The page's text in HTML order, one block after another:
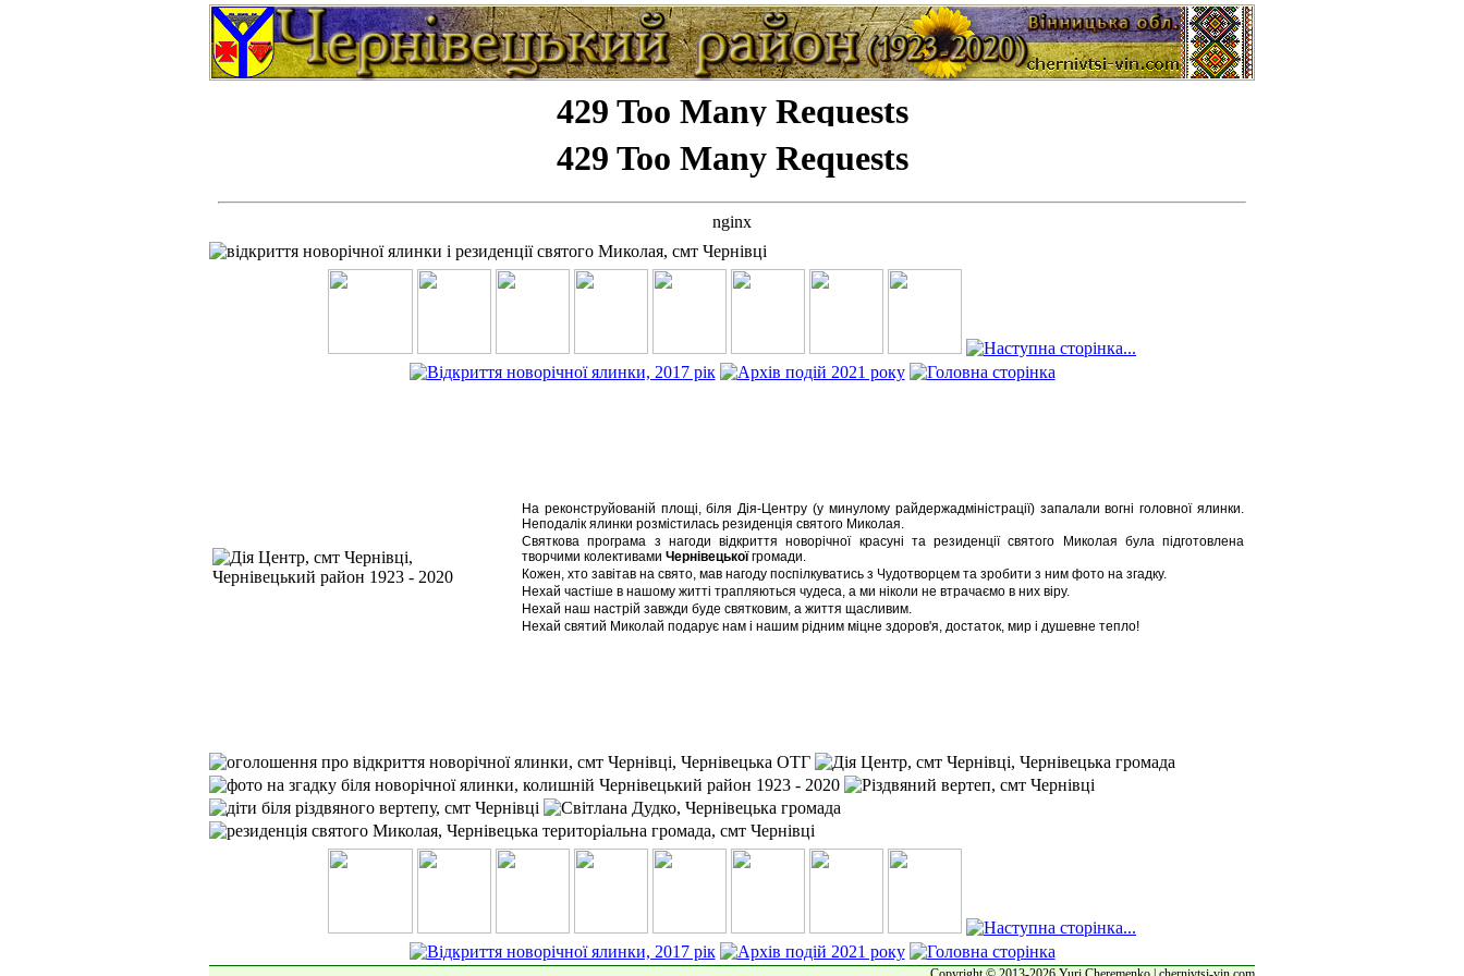
На реконструйованій площі, біля Дія-Центру (у минулому райдержадміністрації) запалали вогні головної ялинки.
Неподалік ялинки розмістилась резиденція святого Миколая.
Святкова програма з нагоди відкриття новорічної красуні та резиденції святого Миколая була підготовлена
творчими колективами Чернівецькоїгромади.
Кожен, хто завітав на свято, мав нагоду поспілкуватись з Чудотворцем та зробити з ним фото на згадку.
Нехай частіше в нашому житті трапляються чудеса, а ми ніколи не втрачаємо в них віру.
Нехай наш настрій завжди буде святковим, а життя щасливим.
Нехай святий Миколай подарує нам і нашим рідним міцне здоров'я, достаток, мир і душевне тепло!